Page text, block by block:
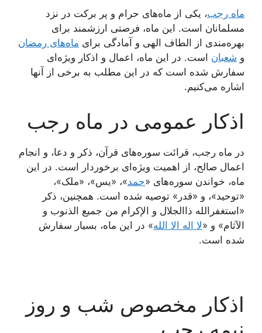
ماه رجب، یکی از ماه‌های حرام و پر برکت در نزد
مسلمانان است. این ماه، فرصتی ارزشمند برای
بهره‌مندی از الطاف الهی و آمادگی برای ماه‌های رمضان
و شعبان است. در این ماه، اعمال و اذکار ویژه‌ای
سفارش شده است که در این مطلب به برخی از آنها
اشاره می‌کنیم.
اذکار عمومی در ماه رجب
در ماه رجب، قرائت سوره‌های قرآن، ذکر و دعا، و انجام
اعمال صالح، از اهمیت ویژه‌ای برخوردار است. در این
ماه، خواندن سوره‌های «حمد»، «یس»، «ملک»،
«توحید»، و «قدر» توصیه شده است. همچنین، ذکر
«استغفرالله ذاالجلال و الإکرام من جمیع الذنوب و
الآثام» و «لا اله الا الله» در این ماه، بسیار سفارش
شده است.
اذکار مخصوص شب و روز